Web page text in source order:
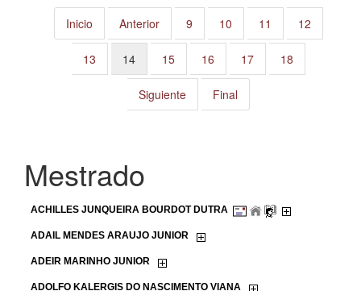
Inicio
Anterior 9 10 11 12
13 14 15 16 17 18
Siguiente Final
Mestrado